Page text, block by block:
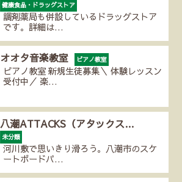
健康食品・ドラッグストア
調剤薬局も併設しているドラッグストア
です。詳細は…
オオタ音楽教室 ピアノ教室
ピアノ教室 新規生徒募集＼ 体験レッスン
受付中／ 楽…
八潮ATTACKS（アタックス…
未分類
河川敷で思いきり滑ろう。八潮市のスケ
ートボードパ…